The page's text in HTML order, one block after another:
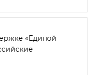
«Единой